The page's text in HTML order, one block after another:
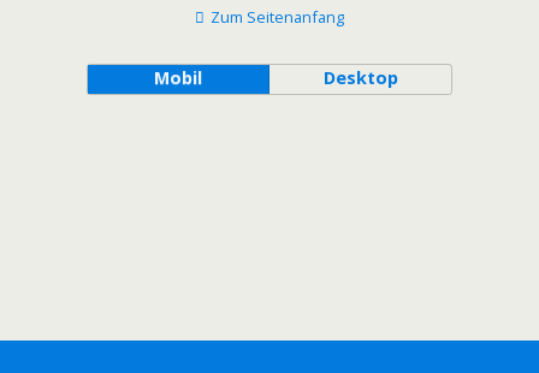
Zum Seitenanfang
Mobil Desktop